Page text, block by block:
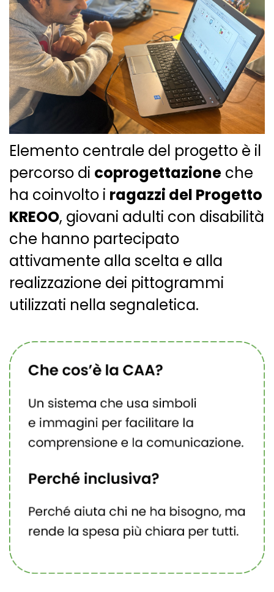
Elemento centrale del progetto è il
percorso di coprogettazione che
ha coinvolto i ragazzi del Progetto
KREOO, giovani adulti con disabilità
che hanno partecipato
attivamente alla scelta e alla
realizzazione dei pittogrammi
utilizzati nella segnaletica.